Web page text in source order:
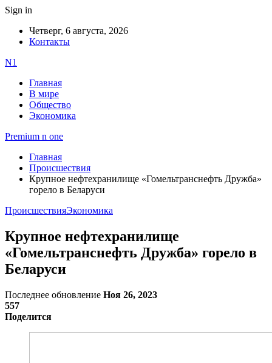
Sign in
Четверг, 6 августа, 2026
Контакты
N1
Главная
В мире
Общество
Экономика
Premium n one
Главная
Происшествия
Крупное нефтехранилище «Гомельтранснефть Дружба»
горело в Беларуси
ПроисшествияЭкономика
Крупное нефтехранилище
«Гомельтранснефть Дружба» горело в
Беларуси
Последнее обновление Ноя 26, 2023
557
Поделится